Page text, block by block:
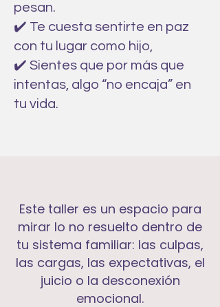
pesan.
✔️ Te cuesta sentirte en paz
con tu lugar como hijo,
✔️ Sientes que por más que
intentas, algo “no encaja” en
tu vida.
Este taller es un espacio para
mirar lo no resuelto dentro de
tu sistema familiar: las culpas,
las cargas, las expectativas, el
juicio o la desconexión
emocional.